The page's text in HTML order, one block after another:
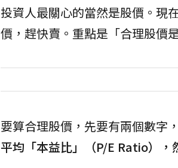
投資人最關心的當然是股價。現
價，趕快賣。重點是「合理股價
要算合理股價，先要有兩個數字，
平均「本益比」（P/E Ratio），